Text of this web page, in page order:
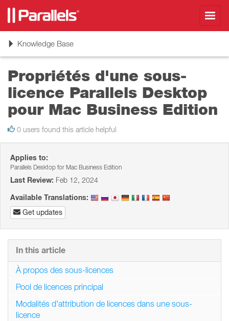
ToggleKnowledge Base
Propriétés d'une sous-
licence Parallels Desktop
pour Mac Business Edition
0 users found this article helpful
Applies to:
Parallels Desktop for Mac Business Edition
Last Review: Feb 12, 2024
Available Translations:
Get updates
In this article
À propos des sous-licences
Pool de licences principal
Modalités d'attribution de licences dans une sous-
licence